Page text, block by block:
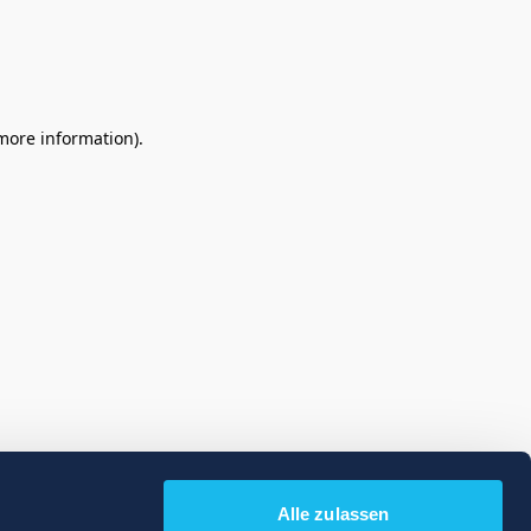
Alle zulassen
information).